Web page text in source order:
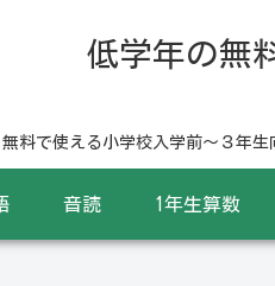
低学年の無
無料で使える小学校入学前〜３年
音読 1年生算数